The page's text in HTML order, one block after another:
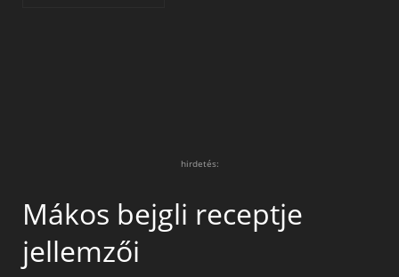
hirdetés:
Mákos bejgli receptje
jellemzői